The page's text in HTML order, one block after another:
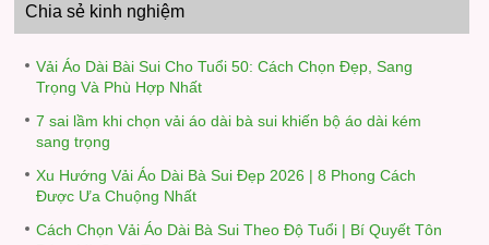
Chia sẻ kinh nghiệm
Vải Áo Dài Bài Sui Cho Tuổi 50: Cách Chọn Đẹp, Sang
Trọng Và Phù Hợp Nhất
7 sai lầm khi chọn vải áo dài bà sui khiến bộ áo dài kém
sang trọng
Xu Hướng Vải Áo Dài Bà Sui Đẹp 2026 | 8 Phong Cách
Được Ưa Chuộng Nhất
Cách Chọn Vải Áo Dài Bà Sui Theo Độ Tuổi | Bí Quyết Tôn